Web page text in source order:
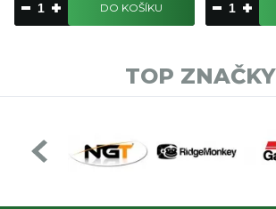
DO KOŠÍKU
TOP ZNAČKY